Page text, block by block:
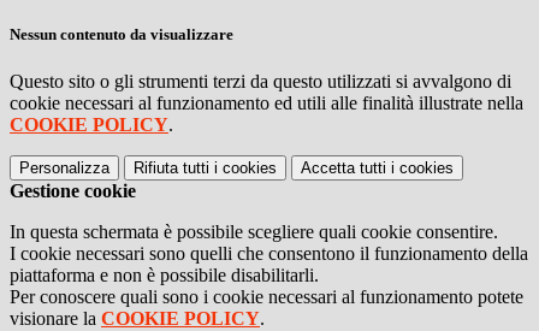
Nessun contenuto da visualizzare
Questo sito o gli strumenti terzi da questo utilizzati si avvalgono di
cookie necessari al funzionamento ed utili alle finalità illustrate nella
COOKIE POLICY.
Personalizza Rifiuta tutti i cookies Accetta tutti i cookies
Gestione cookie
In questa schermata è possibile scegliere quali cookie consentire.
I cookie necessari sono quelli che consentono il funzionamento della
piattaforma e non è possibile disabilitarli.
Per conoscere quali sono i cookie necessari al funzionamento potete
visionare la COOKIE POLICY.